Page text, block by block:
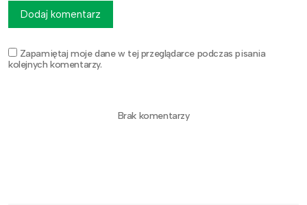
Zapamiętaj moje dane w tej przeglądarce podczas pisania
kolejnych komentarzy.
Dodaj komentarz
Brak komentarzy